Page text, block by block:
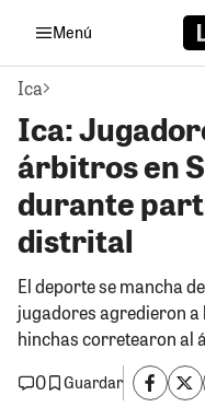
Menú
Ica
Ica:
árbitros en
durante
distrital
El deporte se mancha
jugadores agredieron a
hinchas corretearon al
0
Guardar